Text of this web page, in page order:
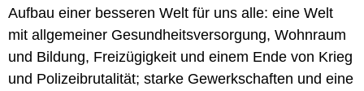
Aufbau einer besseren Welt für uns alle: eine Welt
mit allgemeiner Gesundheitsversorgung, Wohnraum
und Bildung, Freizügigkeit und einem Ende von Krieg
und Polizeibrutalität; starke Gewerkschaften und eine